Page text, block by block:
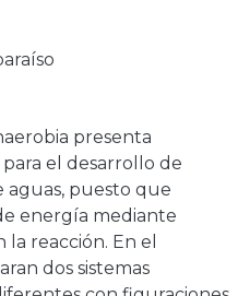
presenta
el desarrollo de
aguas, puesto que
energía mediante
reacción. En el
dos sistemas